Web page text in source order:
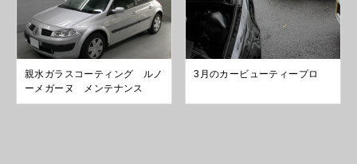
親水ガラスコーティング ルノ
ーメガーヌ メンテナンス
3月のカービューティープロ